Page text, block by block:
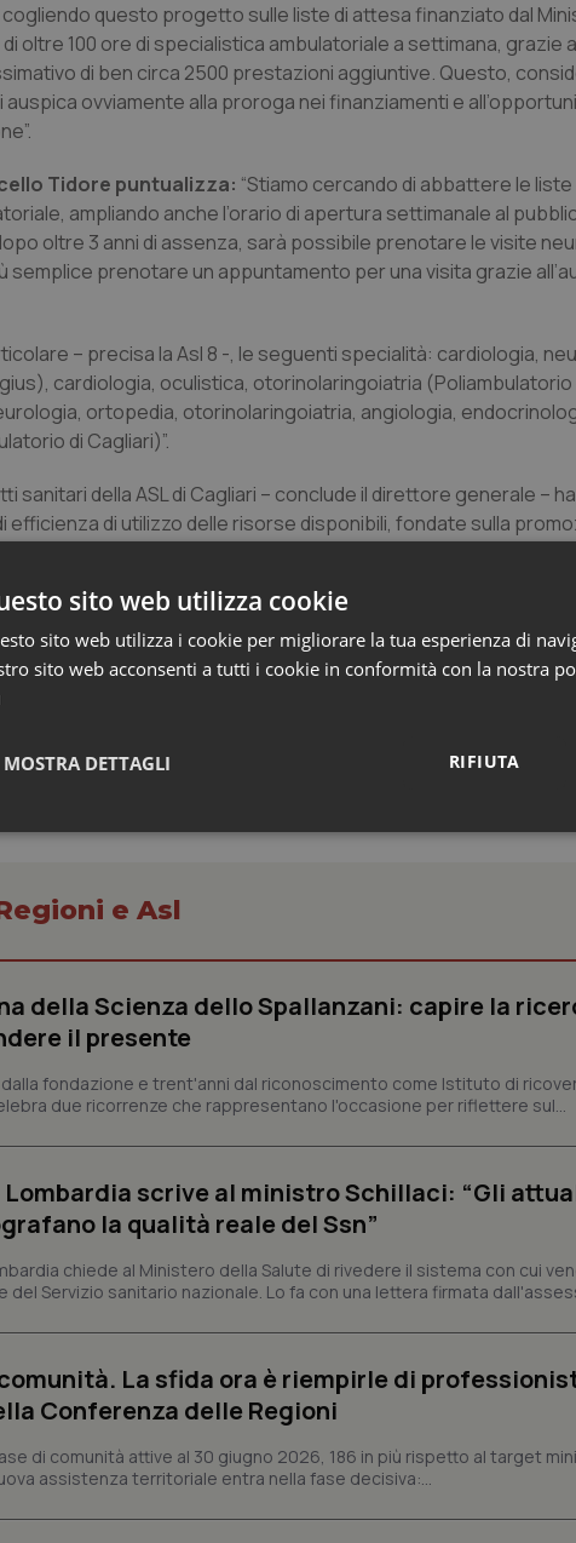
questo progetto sulle liste di attesa finanziato dal
oltre 100 ore di specialistica ambulatoriale a settimana, grazie
di ben circa 2500 prestazioni aggiuntive. Questo,
ovviamente alla proroga nei finanziamenti e
Tidore puntualizza: “Stiamo cercando di abbattere le
ampliando anche l’orario di apertura settimanale al
oltre 3 anni di assenza, sarà possibile prenotare le visite
semplice prenotare un appuntamento per una visita grazie
– precisa la Asl 8 -, le seguenti specialità: cardiologia,
cardiologia, oculistica, otorinolaringoiatria
ortopedia, otorinolaringoiatria, angiologia,
di Cagliari)”.
sanitari della ASL di Cagliari – conclude il direttore generale –
efficienza di utilizzo delle risorse disponibili, fondate sulla
e prescrittiva, a garanzia dell’equità d’accesso alle
cittadino nel suo percorso diagnostico e terapeutico”.
e Asl
della Scienza dello Spallanzani: capire la
il presente
fondazione e trent'anni dal riconoscimento come Istituto di
due ricorrenze che rappresentano l'occasione per riflettere sul...
Lombardia scrive al ministro Schillaci: “Gli
la qualità reale del Ssn”
chiede al Ministero della Salute di rivedere il sistema con cui
del Servizio sanitario nazionale. Lo fa con una lettera firmata
La sfida ora è riempirle di
Conferenza delle Regioni
di comunità attive al 30 giugno 2026, 186 in più rispetto al target
assistenza territoriale entra nella fase decisiva:...
sito web utilizza cookie
sito web utilizza i cookie per migliorare la tua esperienza di
sito web acconsenti a tutti i cookie in conformità con la nostra
RIFIUTA
MOSTRA DETTAGLI
Necessari Statistici
Necessari Statistici Marketing
necessari contribuiscono a rendere fruibile il sito web abilitandone funzionalità di
Fornitore/Dominio Scadenza
Descrizione
YouTube
5 mesi 4
Questo cookie
del visitatore
CookieScriptConsent
CookieScript
www.quotidianosanita.it
5 mesi 3
settimane
Questo cookie
Script.com per
sui cookie dei
correttamente.
tracking-sites-ironfish-
enable
www.quotidianosanita.it
settimane
2 giorni
abilitare il sistema
id
settimane
2 giorni
assegnare un
.quotidianosanita.it
mese
Universal